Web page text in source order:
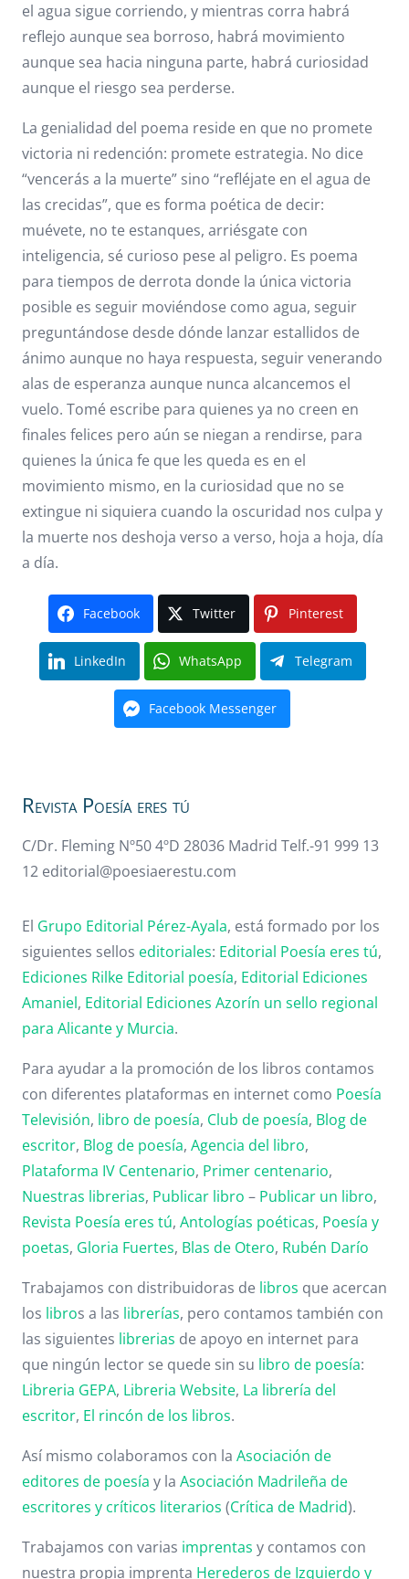
el agua sigue corriendo, y mientras corra habrá
reflejo aunque sea borroso, habrá movimiento
aunque sea hacia ninguna parte, habrá curiosidad
aunque el riesgo sea perderse.
La genialidad del poema reside en que no promete
victoria ni redención: promete estrategia. No dice
“vencerás a la muerte” sino “refléjate en el agua de
las crecidas”, que es forma poética de decir:
muévete, no te estanques, arriésgate con
inteligencia, sé curioso pese al peligro. Es poema
para tiempos de derrota donde la única victoria
posible es seguir moviéndose como agua, seguir
preguntándose desde dónde lanzar estallidos de
ánimo aunque no haya respuesta, seguir venerando
alas de esperanza aunque nunca alcancemos el
vuelo. Tomé escribe para quienes ya no creen en
finales felices pero aún se niegan a rendirse, para
quienes la única fe que les queda es en el
movimiento mismo, en la curiosidad que no se
extingue ni siquiera cuando la oscuridad nos culpa y
la muerte nos deshoja verso a verso, hoja a hoja, día
a día.
Facebook Twitter Pinterest
LinkedIn WhatsApp Telegram
Facebook Messenger
Revista Poesía eres tú
C/Dr. Fleming Nº50 4ºD 28036 Madrid Telf.-91 999 13
12 editorial@poesiaerestu.com
El Grupo Editorial Pérez-Ayala, está formado por los
siguientes sellos editoriales: Editorial Poesía eres tú,
Ediciones Rilke Editorial poesía, Editorial Ediciones
Amaniel, Editorial Ediciones Azorín un sello regional
para Alicante y Murcia.
Para ayudar a la promoción de los libros contamos
con diferentes plataformas en internet como Poesía
Televisión, libro de poesía, Club de poesía, Blog de
escritor, Blog de poesía, Agencia del libro,
Plataforma IV Centenario, Primer centenario,
Nuestras librerias, Publicar libro – Publicar un libro,
Revista Poesía eres tú, Antologías poéticas, Poesía y
poetas, Gloria Fuertes, Blas de Otero, Rubén Darío
Trabajamos con distribuidoras de libros que acercan
los libros a las librerías, pero contamos también con
las siguientes librerias de apoyo en internet para
que ningún lector se quede sin su libro de poesía:
Libreria GEPA, Libreria Website, La librería del
escritor, El rincón de los libros.
Así mismo colaboramos con la Asociación de
editores de poesía y la Asociación Madrileña de
escritores y críticos literarios (Crítica de Madrid).
Trabajamos con varias imprentas y contamos con
nuestra propia imprenta Herederos de Izquierdo y